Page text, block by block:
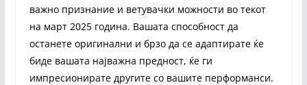
важно признание и ветувачки можности во текот
на март 2025 година. Вашата способност да
останете оригинални и брзо да се адаптирате ќе
биде вашата најважна предност, ќе ги
импресионирате другите со вашите перформанси.